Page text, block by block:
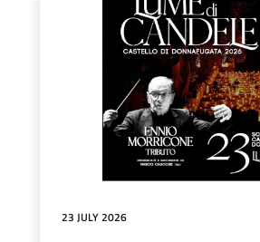
23 JULY 2026